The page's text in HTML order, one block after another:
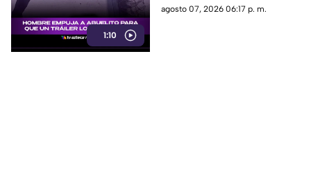
1:10
captaron el momento previo y
agosto 07, 2026 06:17 p. m.